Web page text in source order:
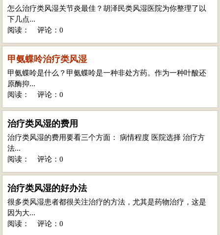
怎么治疗类风湿关节炎最佳？胡泽民类风湿医院为你整理了以
下几点...
阅读：
评论：0
甲氨蝶呤治疗类风湿
甲氨蝶呤是什么？甲氨蝶呤是一种非处方药。作为一种叶酸还
原酶抑...
阅读：
评论：0
治疗类风湿的费用
治疗类风湿的费用要看三个方面： 病情程度 医院选择 治疗方
法...
阅读：
评论：0
治疗类风湿的好办法
很多类风湿患者都很关注治疗的方法，尤其是药物治疗，这是
因为大...
阅读：
评论：0